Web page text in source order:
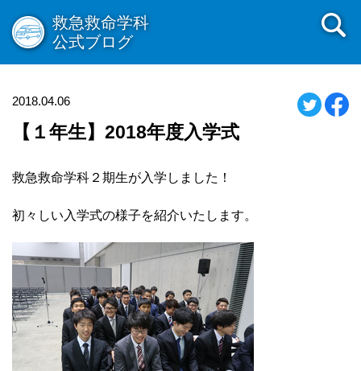
救急救命学科
公式ブログ
2018.04.06
【１年生】2018年度入学式
救急救命学科２期生が入学しました！
初々しい入学式の様子を紹介いたします。